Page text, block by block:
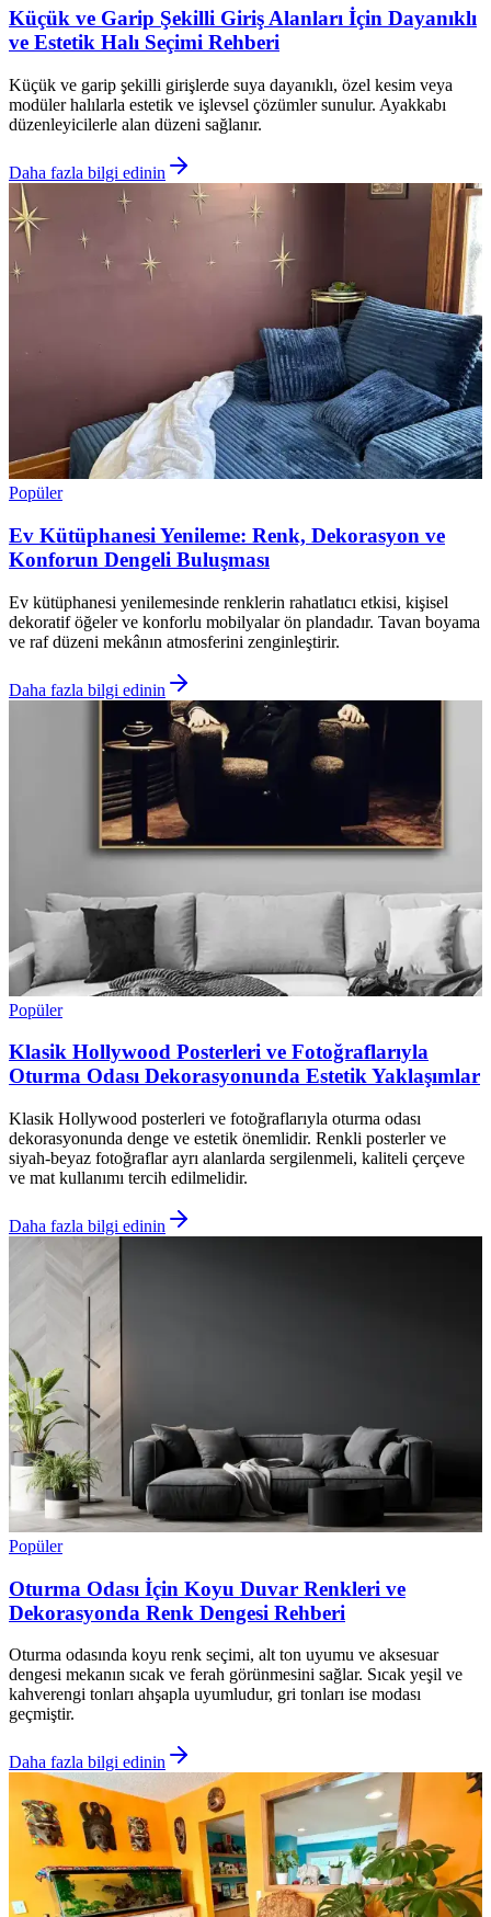
Küçük ve Garip Şekilli Giriş Alanları İçin Dayanıklı
ve Estetik Halı Seçimi Rehberi
Küçük ve garip şekilli girişlerde suya dayanıklı, özel kesim veya
modüler halılarla estetik ve işlevsel çözümler sunulur. Ayakkabı
düzenleyicilerle alan düzeni sağlanır.
Daha fazla bilgi edinin
Popüler
Ev Kütüphanesi Yenileme: Renk, Dekorasyon ve
Konforun Dengeli Buluşması
Ev kütüphanesi yenilemesinde renklerin rahatlatıcı etkisi, kişisel
dekoratif öğeler ve konforlu mobilyalar ön plandadır. Tavan boyama
ve raf düzeni mekânın atmosferini zenginleştirir.
Daha fazla bilgi edinin
Popüler
Klasik Hollywood Posterleri ve Fotoğraflarıyla
Oturma Odası Dekorasyonunda Estetik Yaklaşımlar
Klasik Hollywood posterleri ve fotoğraflarıyla oturma odası
dekorasyonunda denge ve estetik önemlidir. Renkli posterler ve
siyah-beyaz fotoğraflar ayrı alanlarda sergilenmeli, kaliteli çerçeve
ve mat kullanımı tercih edilmelidir.
Daha fazla bilgi edinin
Popüler
Oturma Odası İçin Koyu Duvar Renkleri ve
Dekorasyonda Renk Dengesi Rehberi
Oturma odasında koyu renk seçimi, alt ton uyumu ve aksesuar
dengesi mekanın sıcak ve ferah görünmesini sağlar. Sıcak yeşil ve
kahverengi tonları ahşapla uyumludur, gri tonları ise modası
geçmiştir.
Daha fazla bilgi edinin